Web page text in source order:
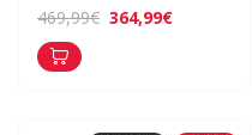
469,99€ 364,99€